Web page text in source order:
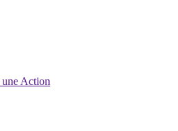
Action